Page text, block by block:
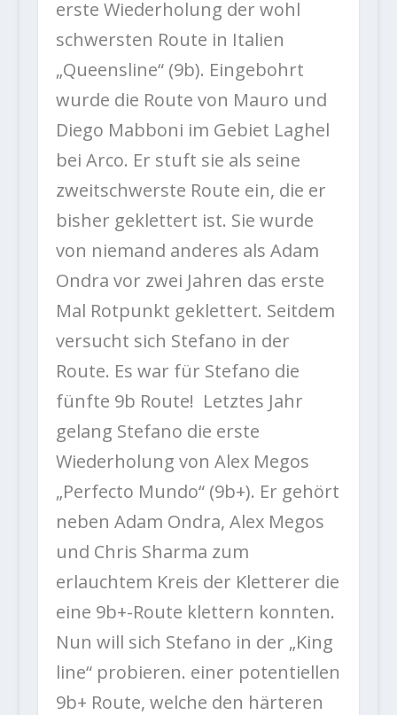
erste Wiederholung der wohl
schwersten Route in Italien
„Queensline“ (9b). Eingebohrt
wurde die Route von Mauro und
Diego Mabboni im Gebiet Laghel
bei Arco. Er stuft sie als seine
zweitschwerste Route ein, die er
bisher geklettert ist. Sie wurde
von niemand anderes als Adam
Ondra vor zwei Jahren das erste
Mal Rotpunkt geklettert. Seitdem
versucht sich Stefano in der
Route. Es war für Stefano die
fünfte 9b Route! Letztes Jahr
gelang Stefano die erste
Wiederholung von Alex Megos
„Perfecto Mundo“ (9b+). Er gehört
neben Adam Ondra, Alex Megos
und Chris Sharma zum
erlauchtem Kreis der Kletterer die
eine 9b+-Route klettern konnten.
Nun will sich Stefano in der „King
line“ probieren. einer potentiellen
9b+ Route, welche den härteren